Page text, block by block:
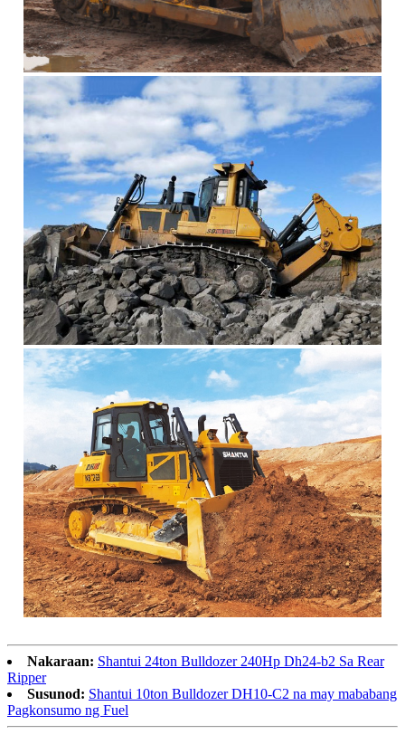
Nakaraan: Shantui 24ton Bulldozer 240Hp Dh24-b2 Sa Rear
Ripper
Susunod: Shantui 10ton Bulldozer DH10-C2 na may mababang
Pagkonsumo ng Fuel